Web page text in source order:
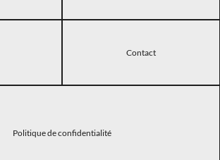
Contact
Politique de confidentialité